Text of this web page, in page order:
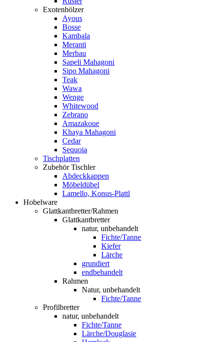
Exotenhölzer
Ayous
Bosse
Kambala
Meranti
Merbau
Sapeli Mahagoni
Sipo Mahagoni
Teak
Wawa
Wenge
Whitewood
Zebrano
Amazakoue
Khaya Mahagoni
Cedar
Sequoia
Tischplatten
Zubehör Tischler
Abdeckkappen
Möbeldübel
Lamello, Konus-Plattl
Hobelware
Glattkantbretter/Rahmen
Glattkantbretter
natur, unbehandelt
Fichte/Tanne
Kiefer
Lärche
grundiert
endbehandelt
Rahmen
Natur, unbehandelt
Fichte/Tanne
Profilbretter
natur, unbehandelt
Fichte/Tanne
Lärche/Douglasie